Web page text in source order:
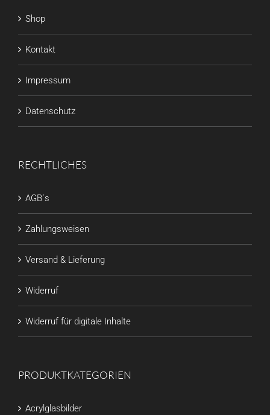
Shop
Kontakt
Impressum
Datenschutz
RECHTLICHES
AGB´s
Zahlungsweisen
Versand & Lieferung
Widerruf
Widerruf für digitale Inhalte
PRODUKTKATEGORIEN
Acrylglasbilder